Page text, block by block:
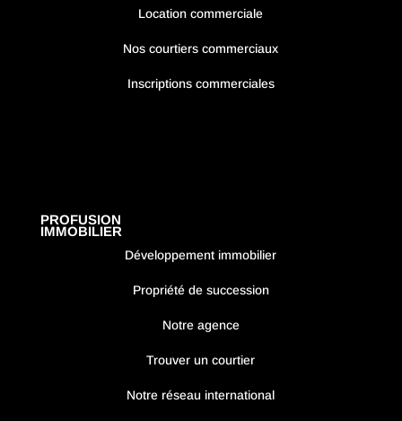
Location commerciale
Nos courtiers commerciaux
Inscriptions commerciales
PROFUSION
IMMOBILIER
Développement immobilier
Propriété de succession
Notre agence
Trouver un courtier
Notre réseau international